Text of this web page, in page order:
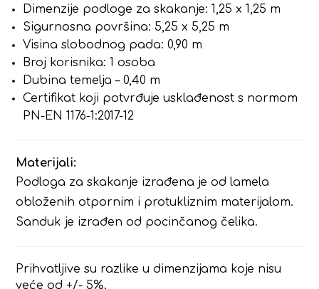
Dimenzije podloge za skakanje: 1,25 x 1,25 m
Sigurnosna površina: 5,25 x 5,25 m
Visina slobodnog pada: 0,90 m
Broj korisnika: 1 osoba
Dubina temelja – 0,40 m
Certifikat koji potvrđuje usklađenost s normom
PN-EN 1176-1:2017-12
Materijali:
Podloga za skakanje izrađena je od lamela
obloženih otpornim i protukliznim materijalom.
Sanduk je izrađen od pocinčanog čelika.
Prihvatljive su razlike u dimenzijama koje nisu
veće od +/- 5%.